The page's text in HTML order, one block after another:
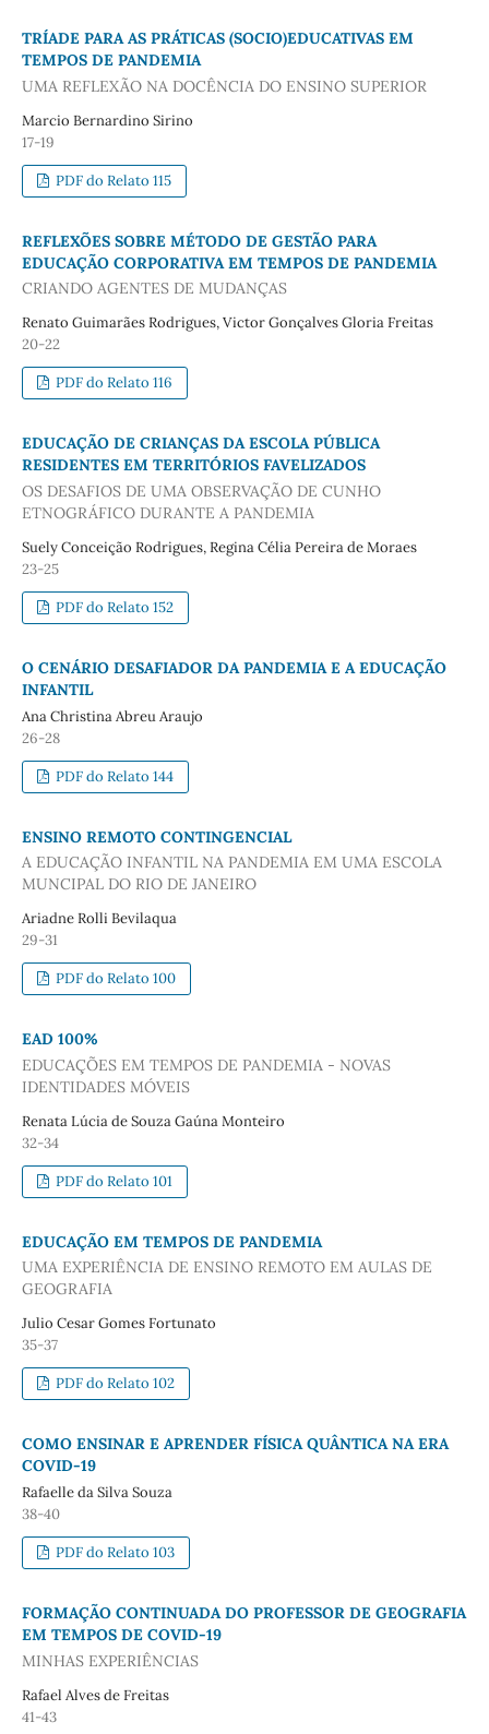
TRÍADE PARA AS PRÁTICAS (SOCIO)EDUCATIVAS EM
TEMPOS DE PANDEMIA
UMA REFLEXÃO NA DOCÊNCIA DO ENSINO SUPERIOR
Marcio Bernardino Sirino
17-19
PDF do Relato 115
REFLEXÕES SOBRE MÉTODO DE GESTÃO PARA
EDUCAÇÃO CORPORATIVA EM TEMPOS DE PANDEMIA
CRIANDO AGENTES DE MUDANÇAS
Renato Guimarães Rodrigues, Victor Gonçalves Gloria Freitas
20-22
PDF do Relato 116
EDUCAÇÃO DE CRIANÇAS DA ESCOLA PÚBLICA
RESIDENTES EM TERRITÓRIOS FAVELIZADOS
OS DESAFIOS DE UMA OBSERVAÇÃO DE CUNHO
ETNOGRÁFICO DURANTE A PANDEMIA
Suely Conceição Rodrigues, Regina Célia Pereira de Moraes
23-25
PDF do Relato 152
O CENÁRIO DESAFIADOR DA PANDEMIA E A EDUCAÇÃO
INFANTIL
Ana Christina Abreu Araujo
26-28
PDF do Relato 144
ENSINO REMOTO CONTINGENCIAL
A EDUCAÇÃO INFANTIL NA PANDEMIA EM UMA ESCOLA
MUNCIPAL DO RIO DE JANEIRO
Ariadne Rolli Bevilaqua
29-31
PDF do Relato 100
EAD 100%
EDUCAÇÕES EM TEMPOS DE PANDEMIA - NOVAS
IDENTIDADES MÓVEIS
Renata Lúcia de Souza Gaúna Monteiro
32-34
PDF do Relato 101
EDUCAÇÃO EM TEMPOS DE PANDEMIA
UMA EXPERIÊNCIA DE ENSINO REMOTO EM AULAS DE
GEOGRAFIA
Julio Cesar Gomes Fortunato
35-37
PDF do Relato 102
COMO ENSINAR E APRENDER FÍSICA QUÂNTICA NA ERA
COVID-19
Rafaelle da Silva Souza
38-40
PDF do Relato 103
FORMAÇÃO CONTINUADA DO PROFESSOR DE GEOGRAFIA
EM TEMPOS DE COVID-19
MINHAS EXPERIÊNCIAS
Rafael Alves de Freitas
41-43